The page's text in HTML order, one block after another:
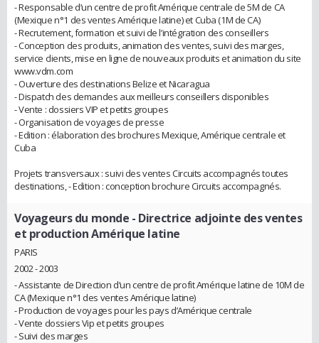
- Responsable d’un centre de profit Amérique centrale de 5M de CA
(Mexique n°1 des ventes Amérique latine) et Cuba (1M de CA)
- Recrutement, formation et suivi de l’intégration des conseillers
- Conception des produits, animation des ventes, suivi des marges,
service clients, mise en ligne de nouveaux produits et animation du site
www.vdm.com
- Ouverture des destinations Belize et Nicaragua
- Dispatch des demandes aux meilleurs conseillers disponibles
- Vente : dossiers VIP et petits groupes
- Organisation de voyages de presse
- Edition : élaboration des brochures Mexique, Amérique centrale et
Cuba
Projets transversaux : suivi des ventes Circuits accompagnés toutes
destinations, - Edition : conception brochure Circuits accompagnés.
Voyageurs du monde - Directrice adjointe des ventes
et production Amérique latine
PARIS
2002 - 2003
- Assistante de Direction d’un centre de profit Amérique latine de 10M de
CA (Mexique n°1 des ventes Amérique latine)
- Production de voyages pour les pays d’Amérique centrale
- Vente dossiers Vip et petits groupes
- Suivi des marges